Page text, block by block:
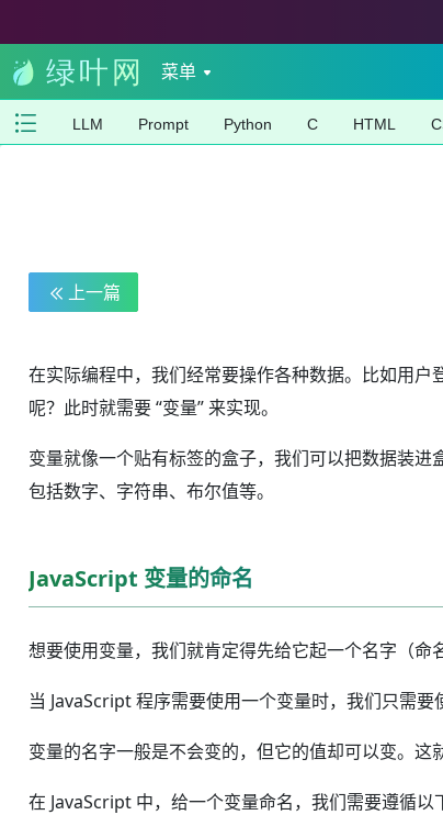
菜单
LLM Prompt Python C HTML
上一篇
在实际编程中，我们经常要操作各种数据。比如用
呢？此时就需要 “变量” 来实现。
变量就像一个贴有标签的盒子，我们可以把数据装
包括数字、字符串、布尔值等。
JavaScript 变量的命名
想要使用变量，我们就肯定得先给它起一个名字（
当 JavaScript 程序需要使用一个变量时，我们只需
变量的名字一般是不会变的，但它的值却可以变。
在 JavaScript 中，给一个变量命名，我们需要遵循以